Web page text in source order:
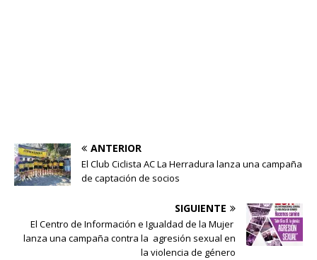
ANTERIOR
El Club Ciclista AC La Herradura lanza una campaña
de captación de socios
SIGUIENTE
El Centro de Información e Igualdad de la Mujer
lanza una campaña contra la agresión sexual en
la violencia de género